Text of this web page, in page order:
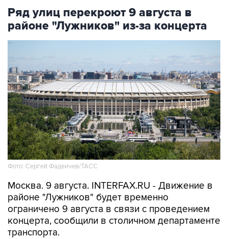
Ряд улиц перекроют 9 августа в
районе "Лужников" из-за концерта
Фото: Сергей Фадеичев/ТАСС
Москва. 9 августа. INTERFAX.RU - Движение в
районе "Лужников" будет временно
ограничено 9 августа в связи с проведением
концерта, сообщили в столичном департаменте
транспорта.